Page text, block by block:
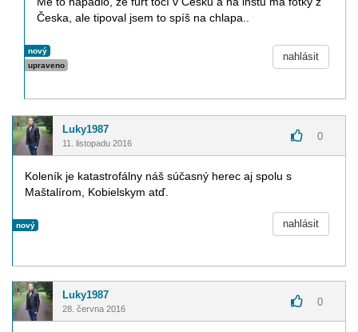
Česka, ale tipoval jsem to spíš na chlapa..
nový
upraveno
nahlásit
Luky1987
11. listopadu 2016
0
Koleník je katastrofálny náš súčasný herec aj spolu s
Maštalírom, Kobielskym atď.
nový nahlásit
Luky1987
28. června 2016
0